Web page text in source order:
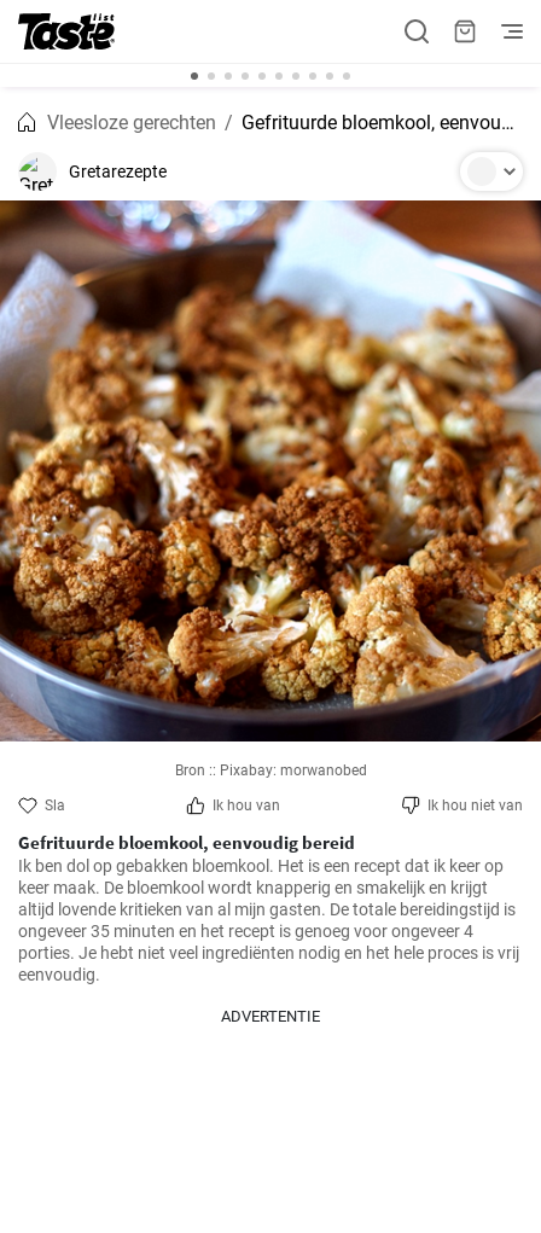
Vleesloze gerechten Gefrituurde bloemkool, eenvoudig bereid
Gretarezepte
Bron :: Pixabay: morwanobed
Sla Ik hou van Ik hou niet van
Gefrituurde bloemkool, eenvoudig bereid
Ik ben dol op gebakken bloemkool. Het is een recept dat ik keer op
keer maak. De bloemkool wordt knapperig en smakelijk en krijgt
altijd lovende kritieken van al mijn gasten. De totale bereidingstijd is
ongeveer 35 minuten en het recept is genoeg voor ongeveer 4
porties. Je hebt niet veel ingrediënten nodig en het hele proces is vrij
eenvoudig.
ADVERTENTIE